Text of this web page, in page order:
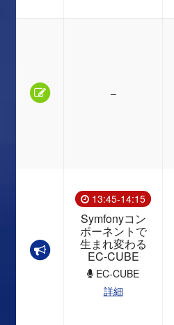
–
13:45-14:15
Symfonyコン
ポーネントで
生まれ変わる
EC-CUBE
EC-CUBE
詳細